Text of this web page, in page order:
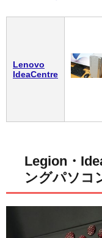
Lenovo
IdeaCentre
Legion・
ングパソコ